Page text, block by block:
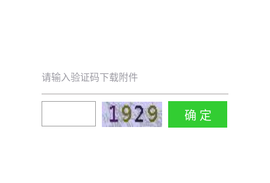
请输入验证码下载附件